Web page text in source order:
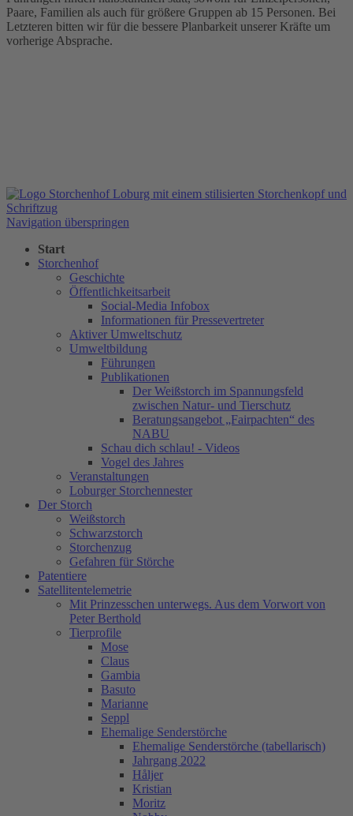
Paare, Familien als auch für größere Gruppen ab 15 Personen. Bei
Letzteren bitten wir für die bessere Planbarkeit unserer Kräfte um
vorherige Absprache.
Navigation überspringen
Start
Storchenhof
Geschichte
Öffentlichkeitsarbeit
Social-Media Infobox
Informationen für Pressevertreter
Aktiver Umweltschutz
Umweltbildung
Führungen
Publikationen
Der Weißstorch im Spannungsfeld
zwischen Natur- und Tierschutz
Beratungsangebot „Fairpachten“ des
NABU
Schau dich schlau! - Videos
Vogel des Jahres
Veranstaltungen
Loburger Storchennester
Der Storch
Weißstorch
Schwarzstorch
Storchenzug
Gefahren für Störche
Patentiere
Satellitentelemetrie
Mit Prinzesschen unterwegs. Aus dem Vorwort von
Peter Berthold
Tierprofile
Mose
Claus
Gambia
Basuto
Marianne
Seppl
Ehemalige Senderstörche
Ehemalige Senderstörche (tabellarisch)
Jahrgang 2022
Håljer
Kristian
Moritz